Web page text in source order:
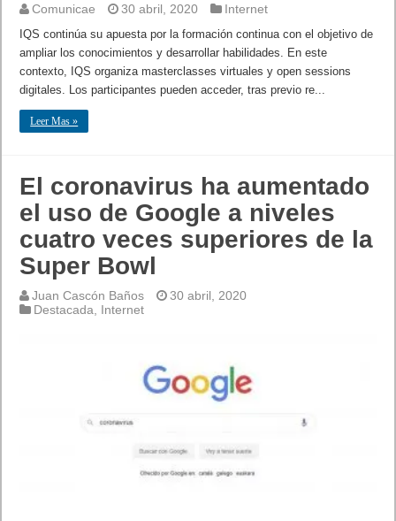
Comunicae 30 abril, 2020 Internet
IQS continúa su apuesta por la formación continua con el objetivo de
ampliar los conocimientos y desarrollar habilidades. En este
contexto, IQS organiza masterclasses virtuales y open sessions
digitales. Los participantes pueden acceder, tras previo re...
Leer Mas »
El coronavirus ha aumentado
el uso de Google a niveles
cuatro veces superiores de la
Super Bowl
Juan Cascón Baños
30 abril, 2020
Destacada
Internet